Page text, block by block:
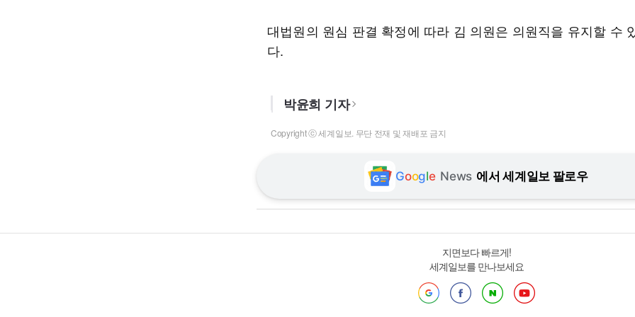
대법원의 원심 판결 확정에 따라 김 의원은 의원직을 유지할 수
다.
박윤희 기자
Copyright ⓒ 세계일보. 무단 전재 및 재배포 금지
Google News 에서 세계일보 팔로우
지면보다 빠르게!
세계일보를 만나보세요